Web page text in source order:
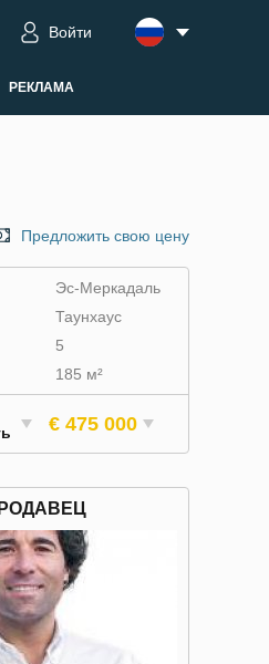
Войти
РЕКЛАМА
Предложить свою цену
Эс-Меркадаль
Таунхаус
5
185 м²
€ 475 000